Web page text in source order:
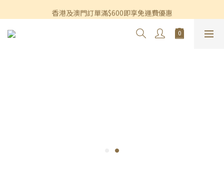
香港及澳門訂單滿$600即享免運費優惠
香港及澳門訂單滿$600即享免運費優惠
3個月內買滿$1,200可享永久九折優惠